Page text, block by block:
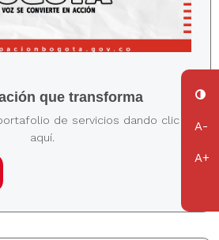
que transforma
de servicios dando clic
aquí.